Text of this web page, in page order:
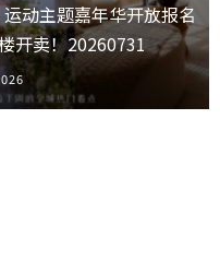
动主题嘉年华开放报名
开卖！20260731